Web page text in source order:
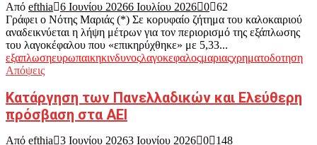
Από efthia 6 Ιουνίου 20266 Ιουλίου 2026 0 62
Γράφει ο Νότης Μαριάς (*) Σε κορυφαίο ζήτημα του καλοκαιριού
αναδεικνύεται η λήψη μέτρων για τον περιορισμό της εξάπλωσης
του λαγοκέφαλου που «επικηρύχθηκε» με 5,33...
εξαπλωσηευρωπαικηκινδυνοςλαγοκεφαλοςμαριαςχρηματοδοτηση
Απόψεις
Κατάργηση των Πανελλαδικών και Ελεύθερη
πρόσβαση στα ΑΕΙ
Από efthia 3 Ιουνίου 20263 Ιουνίου 2026 0 148